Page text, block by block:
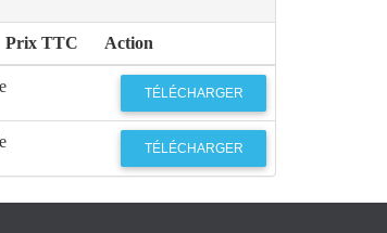
Prix TTC Action
TÉLÉCHARGER
TÉLÉCHARGER